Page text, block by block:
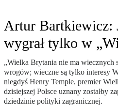
Artur Bartkiewicz:
wygrał tylko w
„Wielka Brytania nie ma wiecznych
wrogów; wieczne są tylko interesy
niegdyś Henry Temple, premier
dzisiejszej Polsce uznany zostałby
dziedzinie polityki zagranicznej.